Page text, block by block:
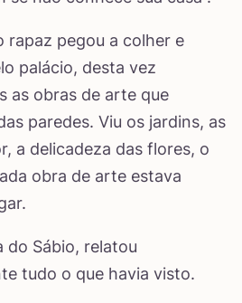
rapaz pegou a colher e
palácio, desta vez
as obras de arte que
paredes. Viu os jardins, as
a delicadeza das flores, o
obra de arte estava
do Sábio, relatou
tudo o que havia visto.